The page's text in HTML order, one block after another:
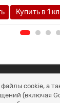
Купить в 1
офертиcookie, а
(включая